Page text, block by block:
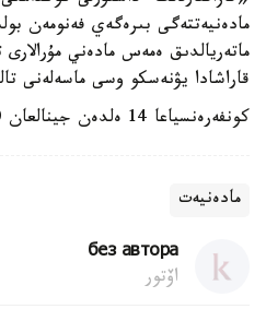
مادەنيەتتەگى بىرەگەي فەنومەن
ماتەريالدىق ەمەس مادەني
قاراشادا يۋنەسكو وسى ماسەلەنى
كونفەرەنسياعا 14 ەلدەن جينالعان 160 عالىم قاتىسىپ جاتىر.
مادەنيەت
без автора
اۆتور